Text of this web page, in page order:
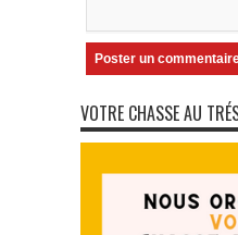
VOTRE CHASSE AU